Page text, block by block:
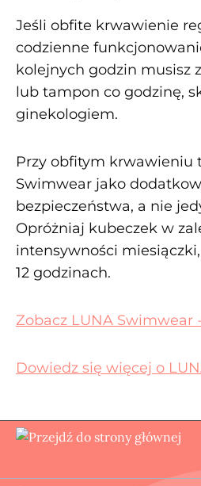
Jeśli obfite krwawienie
codzienne
kolejnych godzin musisz
lub tampon co godzinę,
ginekologiem.
Przy obfitym krwawieniu
Swimwear jako
bezpieczeństwa, a nie
Opróżniaj kubeczek w
intensywności
12 godzinach.
Zobacz LUNA Swimwear
Dowiedz się więcej o